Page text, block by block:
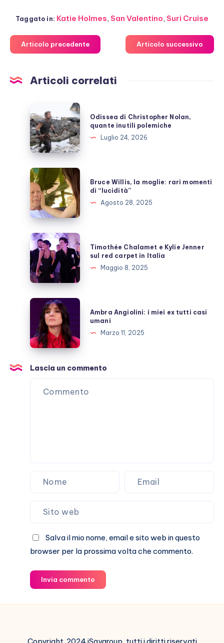
Taggato in: Katie Holmes, San Valentino, Suri Cruise
Articolo precedente Articolo successivo
Articoli correlati
di
Christopher
Nolan,
quante
inutili
polemiche
Odissea di Christopher Nolan,
quante inutili polemiche
Luglio 24, 2026
Bruce
Willis,
la
moglie:
rari
momenti
di
“lucidità”
Bruce Willis, la moglie: rari momenti
di “lucidità”
Agosto 28, 2025
Timothée
Chalamet
e
Kylie
Jenner
sul
carpet
in
Italia
Timothée Chalamet e Kylie Jenner
sul red carpet in Italia
Maggio 8, 2025
Ambra
Angiolini:
miei
ex
tutti
casi
umani
Ambra Angiolini: i miei ex tutti casi
umani
Marzo 11, 2025
Lascia un commento
Salva il mio nome, email e sito web in questo
browser per la prossima volta che commento.
Invia commento